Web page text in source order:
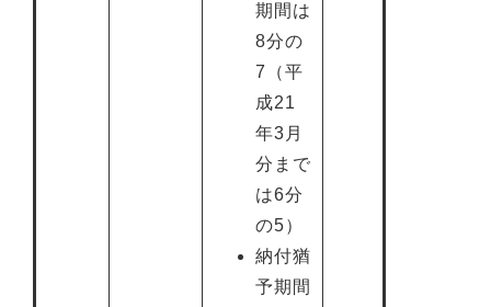
期間は
8分の
7（平
成21
年3月
分まで
は6分
の5）
納付猶
予期間